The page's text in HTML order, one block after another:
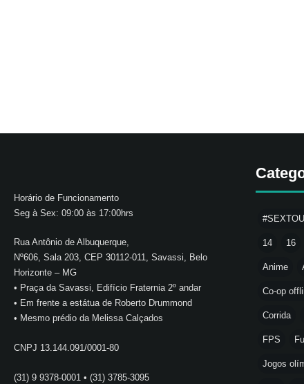
Horário de Funcionamento
Seg à Sex: 09:00 às 17:00hrs
Rua Antônio de Albuquerque,
Nº606, Sala 203, CEP 30112-011, Savassi, Belo
Horizonte – MG
• Praça da Savassi, Edifício Fraternia 2º andar
• Em frente a estátua de Roberto Drummond
• Mesmo prédio da Melissa Calçados
CNPJ 13.144.091/0001-80
(31) 9 9378-0001 • (31) 3785-3095
14 16
Anime
Co-op
Corrida
FPS
Jogos